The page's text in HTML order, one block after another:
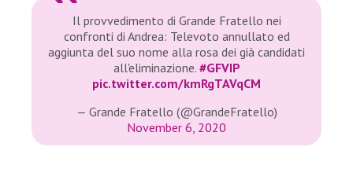
Il provvedimento di Grande Fratello nei
confronti di Andrea: Televoto annullato ed
aggiunta del suo nome alla rosa dei già candidati
all'eliminazione. #GFVIP
pic.twitter.com/kmRgTAVqCM
— Grande Fratello (@GrandeFratello)
November 6, 2020